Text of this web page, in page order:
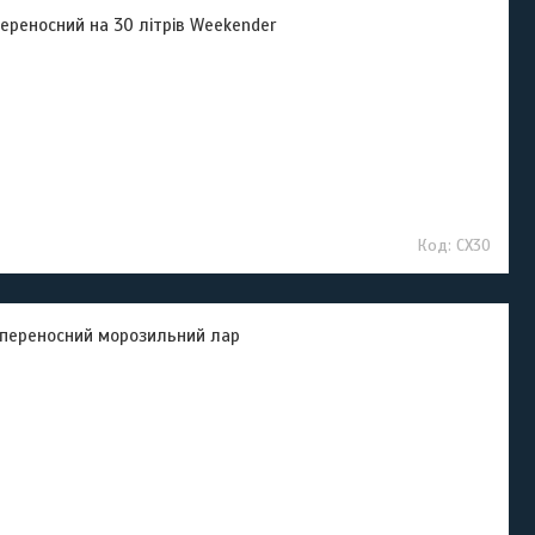
на 30 літрів Weekender
CX30
морозильний лар